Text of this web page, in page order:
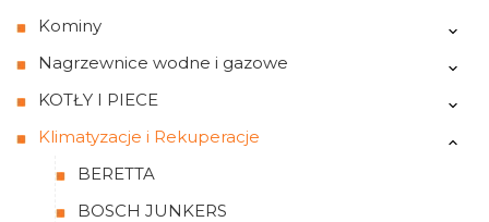
Kominy
Nagrzewnice wodne i gazowe
KOTŁY I PIECE
Klimatyzacje i Rekuperacje
BERETTA
BOSCH JUNKERS